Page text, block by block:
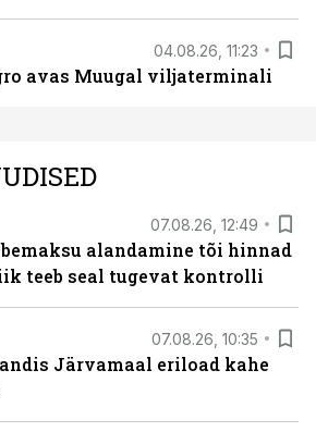
04.08.26, 11:23
avas Muugal viljaterminali
07.08.26, 12:49
alandamine tõi hinnad
teeb seal tugevat kontrolli
07.08.26, 10:35
Järvamaal eriload kahe